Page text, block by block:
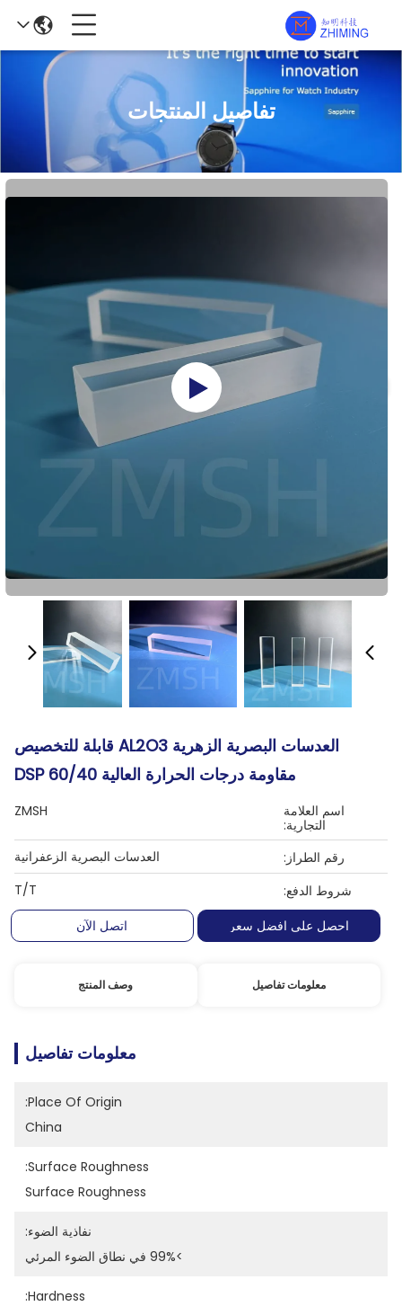
تفاصيل المنتجات
العدسات البصرية الزهرية AL2O3 قابلة للتخصيص
مقاومة درجات الحرارة العالية DSP 60/40
اسم العلامة
التجارية:
ZMSH
رقم الطراز:
العدسات البصرية الزعفرانية
شروط الدفع:
T/T
احصل على افضل سعر
اتصل الآن
معلومات تفاصيل وصف المنتج
معلومات تفاصيل
Place Of Origin:
China
Surface Roughness:
Surface Roughness
نفاذية الضوء:
>99% في نطاق الضوء المرئي
Hardness: